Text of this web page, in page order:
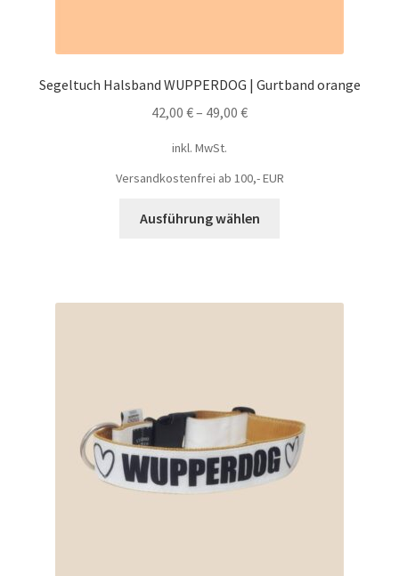
Segeltuch Halsband WUPPERDOG | Gurtband orange
42,00 €– 49,00 €
inkl. MwSt.
Versandkostenfrei ab 100,- EUR
Ausführung wählen